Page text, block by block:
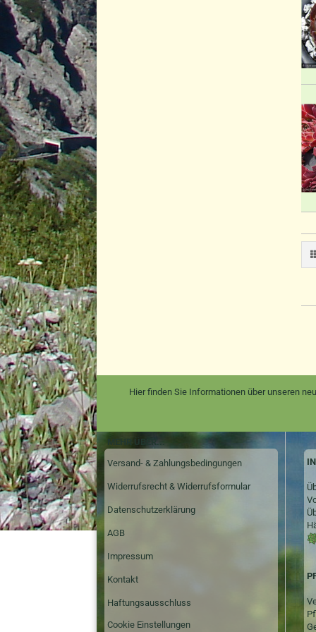
Hier finden Sie Informationen über unseren
MEHR ÜBER...
Versand- & Zahlungsbedingungen
Widerrufsrecht & Widerrufsformular
Datenschutzerklärung
AGB
Impressum
Kontakt
Haftungsausschluss
Cookie Einstellungen